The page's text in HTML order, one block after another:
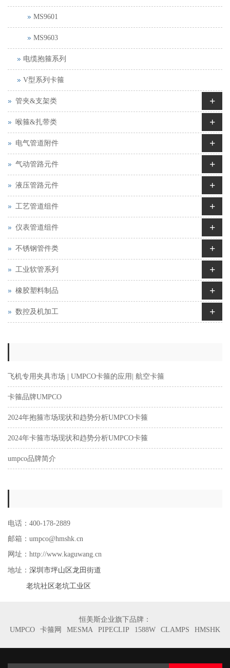
MS9601
MS9603
电缆抱箍系列
V型系列卡箍
管夹&支架类 +
喉箍&扎带类 +
电气管道附件 +
气动管路元件 +
液压管路元件 +
工艺管道组件 +
仪表管道组件 +
不锈钢管件类 +
工业软管系列 +
橡胶塑料制品 +
数控及机加工 +
飞机专用夹具市场 | UMPCO卡箍的应用| 航空卡箍
卡箍品牌UMPCO
2024年抱箍市场现状和趋势分析UMPCO卡箍
2024年卡箍市场现状和趋势分析UMPCO卡箍
umpco品牌简介
电话：400-178-2889
邮箱：umpco@hmshk.cn
网址：http://www.kaguwang.cn
地址： 深圳市坪山区龙田街道
老坑社区老坑工业区
恒美斯企业旗下品牌：
UMPCO
卡箍网 MESMA PIPECLIP 1588W CLAMPS HMSHK